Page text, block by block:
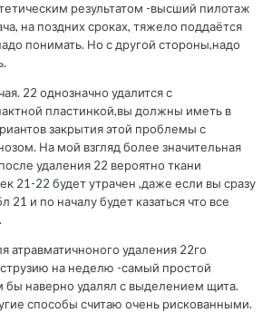
результатом -высший пилотаж
на поздних сроках, тяжело поддаётся
понимать. Но с другой стороны,надо
22 однозначно удалится с
пластинкой,вы должны иметь в
закрытия этой проблемы с
На мой взгляд более значительная
удаления 22 вероятно ткани
21-22 будет утрачен ,даже если вы сразу
21 и по началу будет казаться что все
атравматичноного удаления 22го
на неделю -самый простой
бы наверно удалял с выделением щита.
способы считаю очень рискованными.